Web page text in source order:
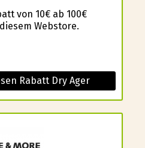
von 10€ ab 100€
Webstore.
Rabatt Dry Ager